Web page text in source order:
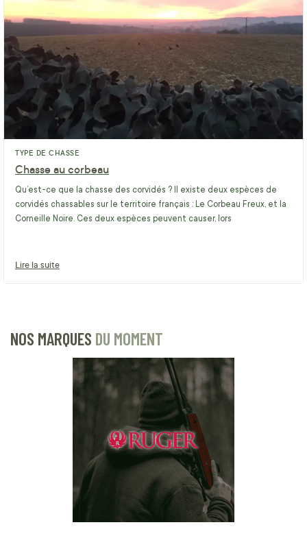
TYPE DE CHASSE
Chasse au corbeau
Qu’est-ce que la chasse des corvidés ? Il existe deux espèces de
corvidés chassables sur le territoire français : Le Corbeau Freux, et la
Corneille Noire. Ces deux espèces peuvent causer, lors
Lire la suite
NOS MARQUES DU MOMENT